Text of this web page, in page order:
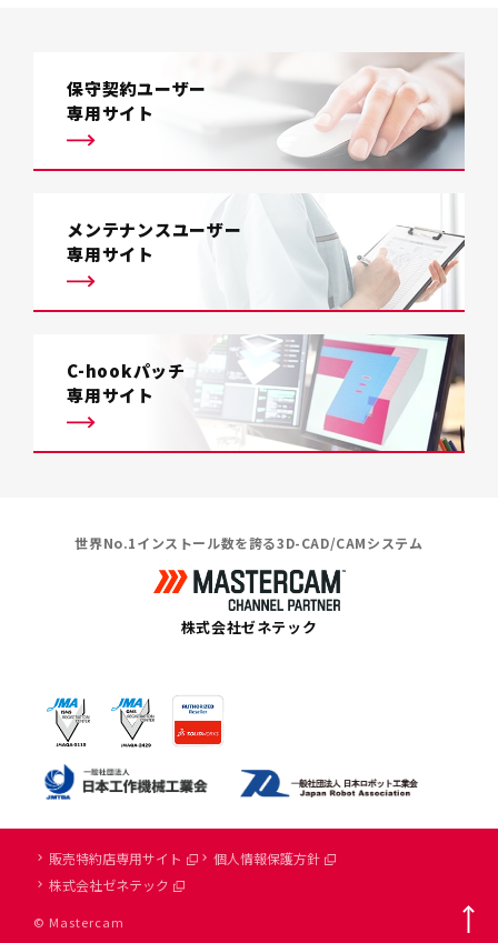
保守契約ユーザー
専用サイト
メンテナンスユーザー
専用サイト
C-hookパッチ
専用サイト
世界No.1インストール数を誇る3D-CAD/CAMシステム
株式会社ゼネテック
© Mastercam
販売特約店専用サイト
個人情報保護方針
株式会社ゼネテック